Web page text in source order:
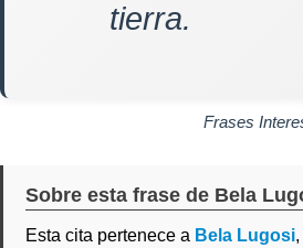
tierra.
Frases
Sobre esta frase de Bela
Esta cita pertenece a Bela Lugosi,